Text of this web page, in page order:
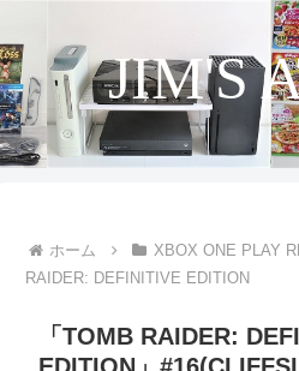
JIM'S
ホーム XBOX ONE PLAY
RAIDER: DEFINITIVE EDITION
「TOMB RAIDER: